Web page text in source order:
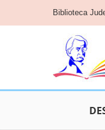
content
Biblioteca